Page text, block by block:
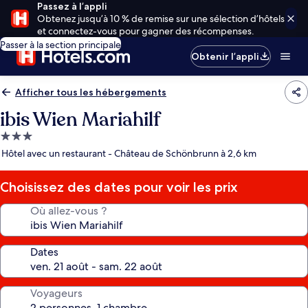
Passez à l’appli
Obtenez jusqu’à 10 % de remise sur une sélection d’hôtels
et connectez-vous pour gagner des récompenses.
Passer à la section principale
Obtenir l’appli
Afficher tous les hébergements
ibis Wien Mariahilf
Hébergement
3.0 étoiles
Hôtel avec un restaurant - Château de Schönbrunn à 2,6 km
Choisissez des dates pour voir les prix
Où allez-vous ?
Dates
Voyageurs